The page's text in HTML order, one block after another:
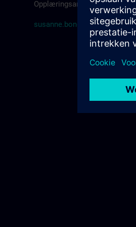
Opplæringsansvarlig i
susanne.bonde@siemens.com